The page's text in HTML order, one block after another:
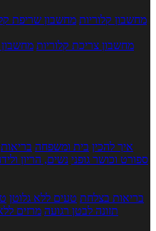
מחשבון קלוריות מחשבון שריפת
מחשבון צריכת קלוריות מחשבון
איך להכין בית ומשפחה בריאות
ספורט וכושר גופני נשים, הריון
בריאות בצלחת טעים ללא גלוטן
תזונה לבטן רגועה מרזים